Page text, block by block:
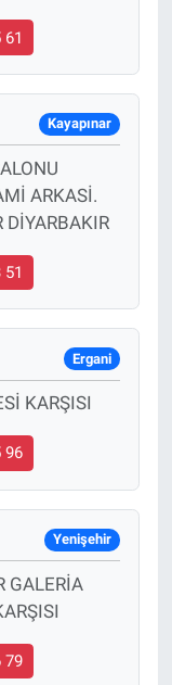
61
Kayapınar
ARKASİ.
51
Ergani
KARŞISI
96
Yenişehir
GALERİA
79